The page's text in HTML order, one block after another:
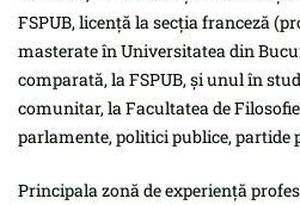
FSPUB, licență la secția franceză
masterate în Universitatea din
comparată, la FSPUB, și unul în
comunitar, la Facultatea de
parlamente, politici publice, partide
Principala zonă de experiență